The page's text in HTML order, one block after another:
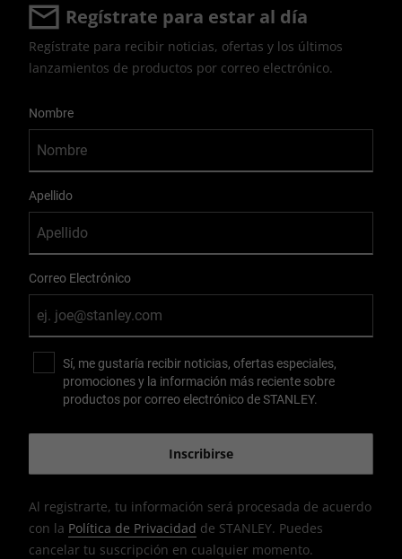
Regístrate para estar al día
Regístrate para recibir noticias, ofertas y los últimos
lanzamientos de productos por correo electrónico.
Nombre
Apellido
Correo Electrónico
Sí, me gustaría recibir noticias, ofertas especiales,
promociones y la información más reciente sobre
productos por correo electrónico de STANLEY.
Al registrarte, tu información será procesada de acuerdo
con la Política de Privacidad de STANLEY. Puedes
cancelar tu suscripción en cualquier momento.